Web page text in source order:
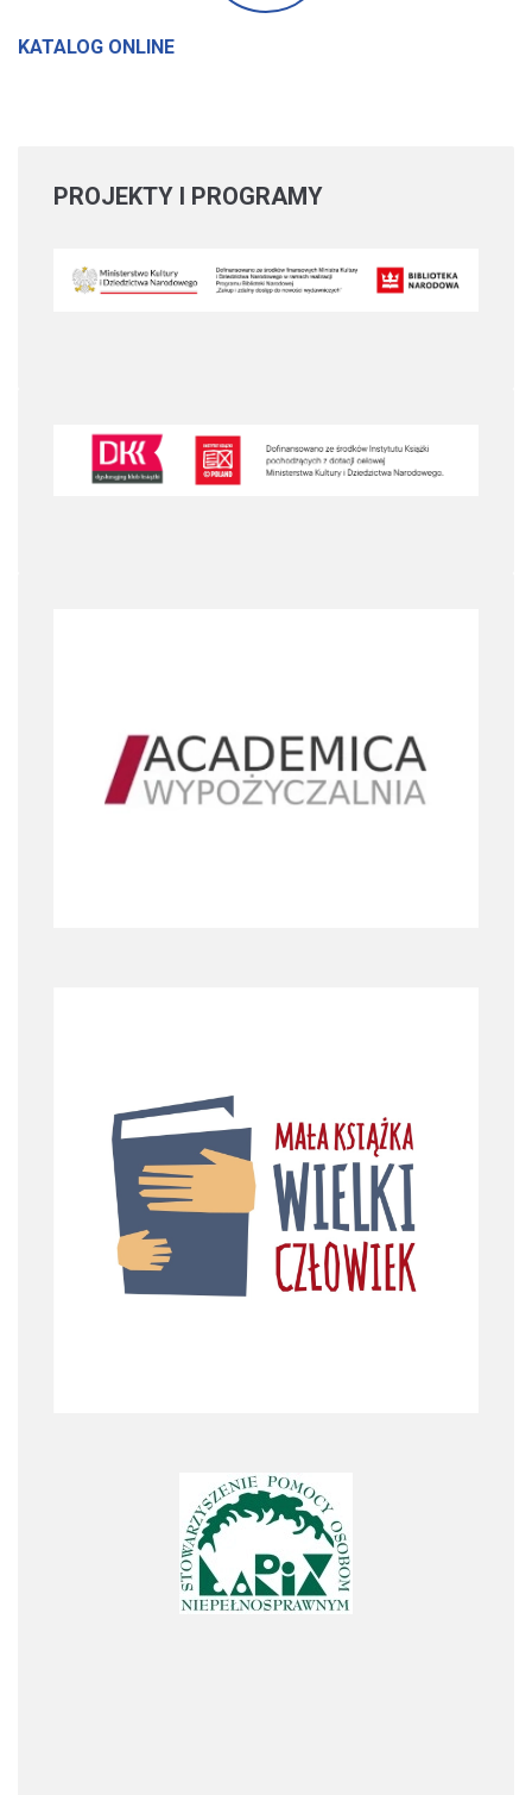
KATALOG ONLINE
PROJEKTY I PROGRAMY